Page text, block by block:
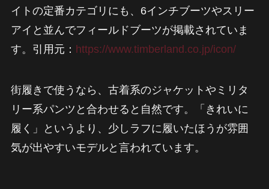
イトの定番カテゴリにも、6インチブーツやスリー
アイと並んでフィールドブーツが掲載されていま
す。引用元： https://www.timberland.co.jp/icon/
街履きで使うなら、古着系のジャケットやミリタ
リー系パンツと合わせると自然です。「きれいに
履く」というより、少しラフに履いたほうが雰囲
気が出やすいモデルと言われています。